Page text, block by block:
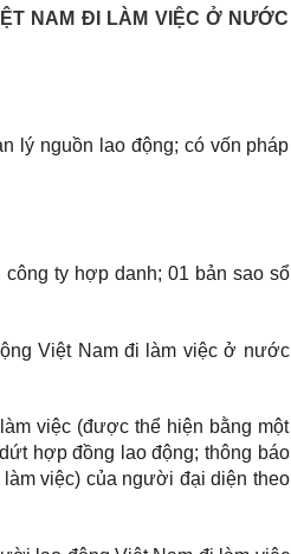
NAM ĐI LÀM VIỆC Ở NƯỚC
lý nguồn lao động; có vốn pháp
ty hợp danh; 01 bản sao sổ
Việt Nam đi làm việc ở nước
việc (được thể hiện bằng một
hợp đồng lao động; thông báo
việc) của người đại diện theo